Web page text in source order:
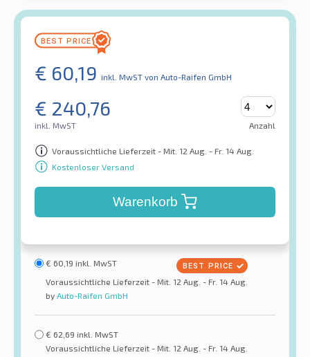
€ 60,19 inkl. MwST von Auto-Raifen GmbH
€ 240,76
inkl. MwST Anzahl
Voraussichtliche Lieferzeit - Mit. 12 Aug. - Fr. 14 Aug.
Kostenloser Versand
Warenkorb
€ 60,19 inkl. MwST
Voraussichtliche Lieferzeit - Mit. 12 Aug. - Fr. 14 Aug.
by Auto-Raifen GmbH
€ 62,69 inkl. MwST
Voraussichtliche Lieferzeit - Mit. 12 Aug. - Fr. 14 Aug.